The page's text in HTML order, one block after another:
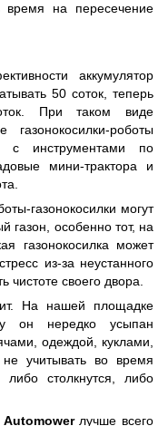
время на пересечение
аккумулятор
50 соток, теперь
При таком виде
газонокосилки-роботы
с инструментами по
мини-трактора и
газонокосилки могут
газон, особенно тот, на
газонокосилка может
из-за неустанного
своего двора.
На нашей площадке
он нередко усыпан
одеждой, куклами,
учитывать во время
столкнутся, либо
Automowerлучше всего